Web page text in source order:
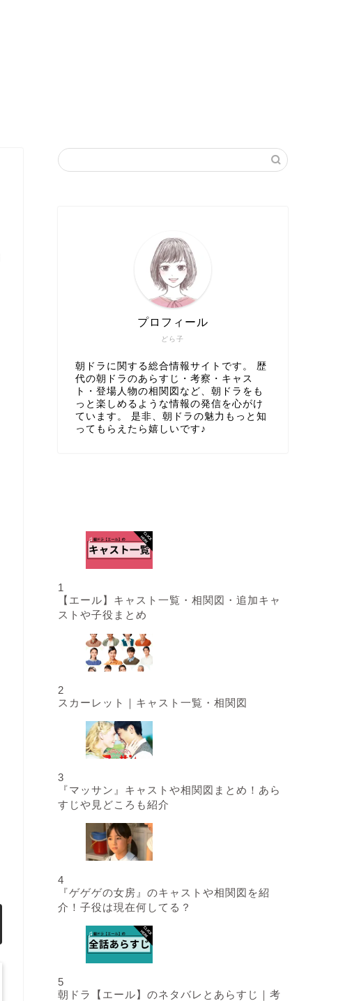
どら子
プロフィール
朝ドラに関する総合情報サイトです。 歴
代の朝ドラのあらすじ・考察・キャス
ト・登場人物の相関図など、朝ドラをも
っと楽しめるような情報の発信を心がけ
ています。 是非、朝ドラの魅力もっと知
ってもらえたら嬉しいです♪
1
【エール】キャスト一覧・相関図・追加キャ
ストや子役まとめ
2
スカーレット｜キャスト一覧・相関図
3
『マッサン』キャストや相関図まとめ！あら
すじや見どころも紹介
4
『ゲゲゲの女房』のキャストや相関図を紹
介！子役は現在何してる？
5
朝ドラ【エール】のネタバレとあらすじ｜考